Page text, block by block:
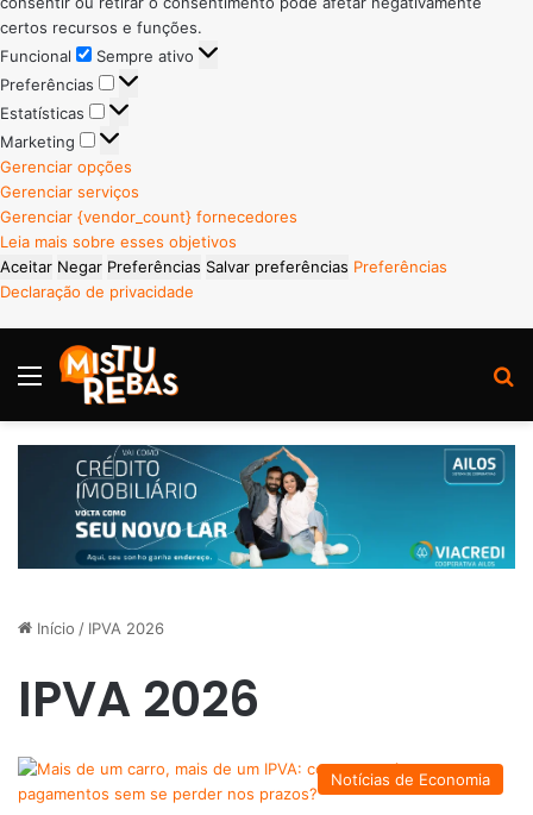
certos recursos e funções.
Funcional
Funcional
Sempre ativo
Preferências
Preferências
Estatísticas
Estatísticas
Marketing
Marketing
Gerenciar opções
Gerenciar serviços
Gerenciar {vendor_count} fornecedores
Leia mais sobre esses objetivos
Aceitar Negar Preferências Salvar preferências Preferências
Declaração de privacidade
Menu
Início / IPVA 2026
IPVA 2026
Notícias de Economia